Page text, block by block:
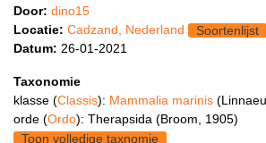
Door: dino15
Locatie: Cadzand, Nederland
Soortenlijst
Datum: 26-01-2021
Taxonomie
klasse (Classis): Mammalia marinis
orde (Ordo): Therapsida (Broom, 1905)
Toon volledige taxnomie